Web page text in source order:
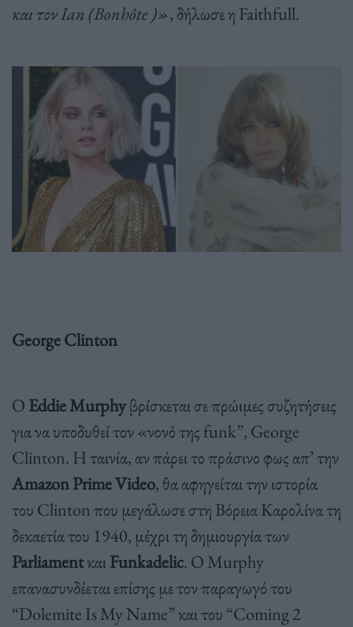
και τον Ian (Bonhôte )», δήλωσε η Faithfull.
George Clinton
Ο Eddie Murphyβρίσκεται σε πρώιμες συζητήσεις
για να υποδυθεί τον «νονό της funk”, George
Clinton. Η ταινία, αν πάρει το πράσινο φως απ’ την
Amazon Prime Video, θα αφηγείται την ιστορία
του Clinton που μεγάλωσε στη Βόρεια Καρολίνα τη
δεκαετία του 1940, μέχρι τη δημιουργία των
ParliamentκαιFunkadelic. Ο Murphy
επανασυνδέεται επίσης με τον παραγωγό του
“Dolemite Is My Name” και του “Coming 2